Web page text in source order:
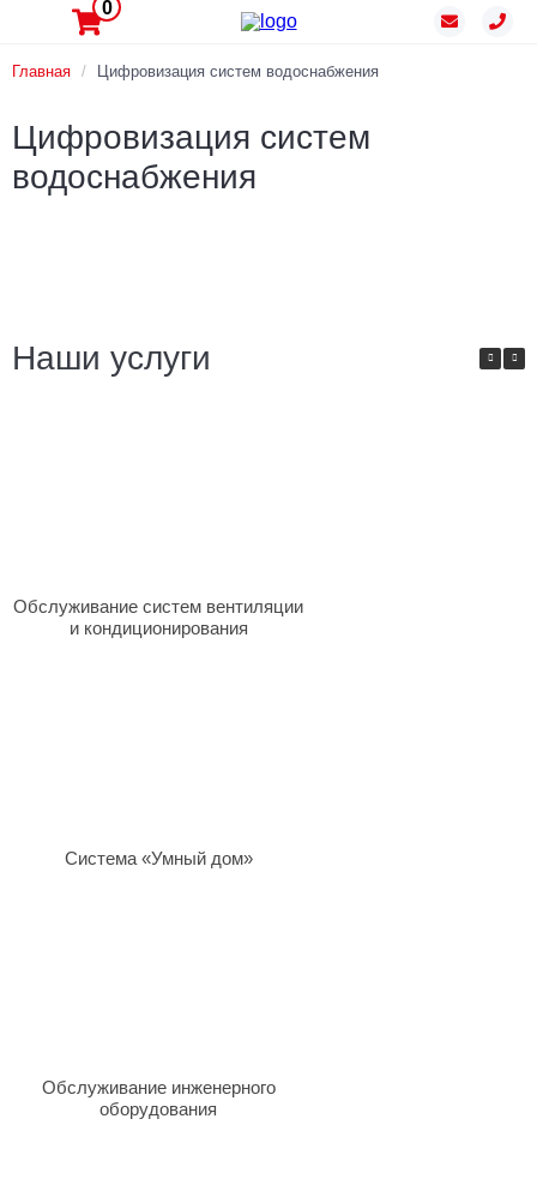
0
Главная / Цифровизация систем водоснабжения
Цифровизация систем
водоснабжения
Наши услуги
Обслуживание систем вентиляции
и кондиционирования
Система «Умный дом»
Обслуживание инженерного
оборудования